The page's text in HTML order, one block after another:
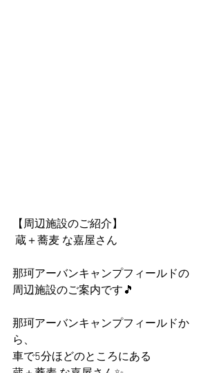
【周辺施設のご紹介】
蔵＋蕎麦 な嘉屋さん
那珂アーバンキャンプフィールドの
周辺施設のご案内です🎵
那珂アーバンキャンプフィールドか
ら、
車で5分ほどのところにある